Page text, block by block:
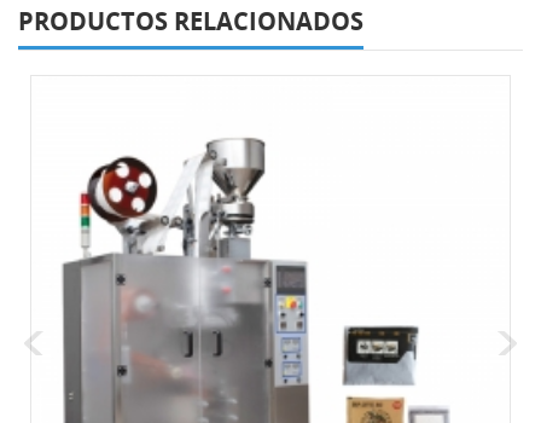
PRODUCTOS RELACIONADOS